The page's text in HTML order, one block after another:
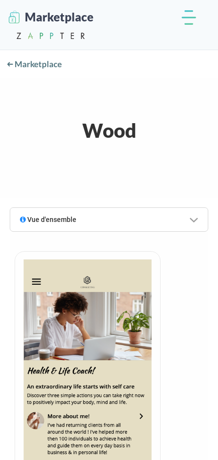
Marketplace
Marketplace
Wood
Vue d'ensemble